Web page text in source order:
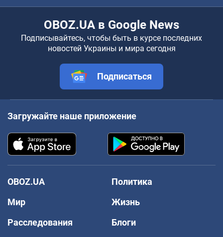
OBOZ.UA в Google News
Подписывайтесь, чтобы быть в курсе последних
новостей Украины и мира сегодня
Подписаться
Загружайте наше приложение
OBOZ.UA
Политика
Мир
Жизнь
Расследования
Блоги